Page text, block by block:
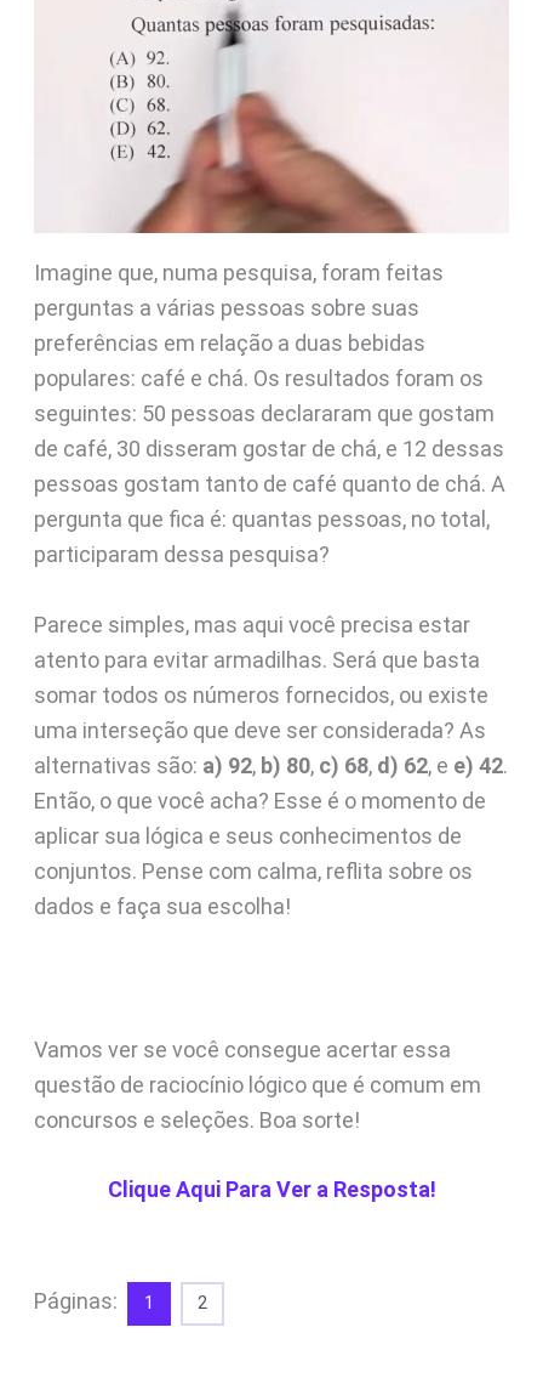
Imagine que, numa pesquisa, foram feitas
perguntas a várias pessoas sobre suas
preferências em relação a duas bebidas
populares: café e chá. Os resultados foram os
seguintes: 50 pessoas declararam que gostam
de café, 30 disseram gostar de chá, e 12 dessas
pessoas gostam tanto de café quanto de chá. A
pergunta que fica é: quantas pessoas, no total,
participaram dessa pesquisa?
Parece simples, mas aqui você precisa estar
atento para evitar armadilhas. Será que basta
somar todos os números fornecidos, ou existe
uma interseção que deve ser considerada? As
alternativas são: a) 92, b) 80, c) 68, d) 62, e e) 42.
Então, o que você acha? Esse é o momento de
aplicar sua lógica e seus conhecimentos de
conjuntos. Pense com calma, reflita sobre os
dados e faça sua escolha!
Vamos ver se você consegue acertar essa
questão de raciocínio lógico que é comum em
concursos e seleções. Boa sorte!
Clique Aqui Para Ver a Resposta!
Páginas: 1 2